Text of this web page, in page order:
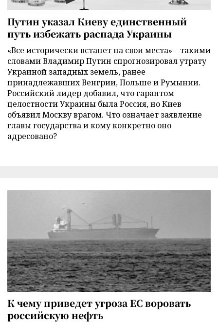
Путин указал Киеву единственный
путь избежать распада Украины
«Все исторически встанет на свои места» – такими
словами Владимир Путин спрогнозировал утрату
Украиной западных земель, ранее
принадлежавших Венгрии, Польше и Румынии.
Российский лидер добавил, что гарантом
целостности Украины была Россия, но Киев
объявил Москву врагом. Что означает заявление
главы государства и кому конкретно оно
адресовано?
К чему приведет угроза ЕС воровать
российскую нефть